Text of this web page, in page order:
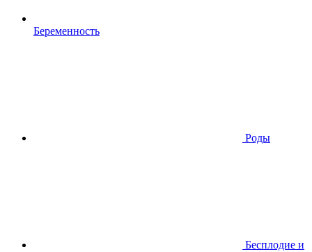
Беременность
Роды
Бесплодие и